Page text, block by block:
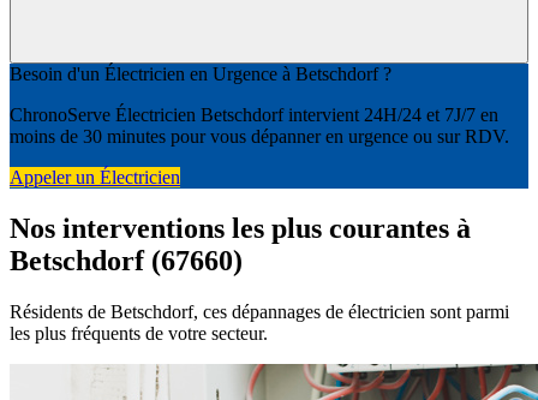
Besoin d'un Électricien en Urgence à Betschdorf ?
ChronoServe Électricien Betschdorf intervient 24H/24 et 7J/7 en
moins de 30 minutes pour vous dépanner en urgence ou sur RDV.
Appeler un Électricien
Nos interventions les plus courantes à
Betschdorf (67660)
Résidents de Betschdorf, ces dépannages de électricien sont parmi
les plus fréquents de votre secteur.